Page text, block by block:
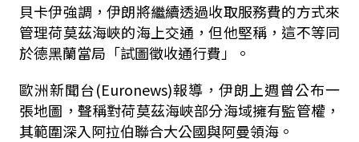
貝卡伊強調，伊朗將繼續透過收取服務費的方式來
管理荷莫茲海峽的海上交通，但他堅稱，這不等同
於德黑蘭當局「試圖徵收通行費」。
歐洲新聞台(Euronews)報導，伊朗上週曾公布一
張地圖，聲稱對荷莫茲海峽部分海域擁有監管權，
其範圍深入阿拉伯聯合大公國與阿曼領海。